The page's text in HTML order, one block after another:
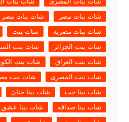
شات بنات مصر
شات بنات مصر
شات بنات مصريه
شات بنت
شات بنت الجزائر
شات بنت
شات بنت العراق
شات بنت
شات بنت المصرى
شات بنت
شات بينا حب
شات بينا حنان
شات بينا صداقه
شات بينا عشق